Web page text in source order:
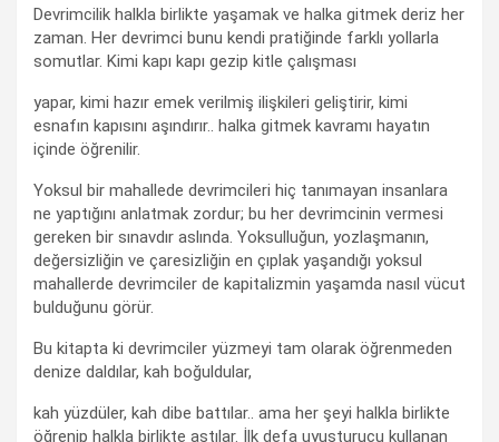
Devrimcilik halkla birlikte yaşamak ve halka gitmek deriz her
zaman. Her devrimci bunu kendi pratiğinde farklı yollarla
somutlar. Kimi kapı kapı gezip kitle çalışması
yapar, kimi hazır emek verilmiş ilişkileri geliştirir, kimi
esnafın kapısını aşındırır.. halka gitmek kavramı hayatın
içinde öğrenilir.
Yoksul bir mahallede devrimcileri hiç tanımayan insanlara
ne yaptığını anlatmak zordur; bu her devrimcinin vermesi
gereken bir sınavdır aslında. Yoksulluğun, yozlaşmanın,
değersizliğin ve çaresizliğin en çıplak yaşandığı yoksul
mahallerde devrimciler de kapitalizmin yaşamda nasıl vücut
bulduğunu görür.
Bu kitapta ki devrimciler yüzmeyi tam olarak öğrenmeden
denize daldılar, kah boğuldular,
kah yüzdüler, kah dibe battılar.. ama her şeyi halkla birlikte
öğrenip halkla birlikte aştılar. İlk defa uyuşturucu kullanan